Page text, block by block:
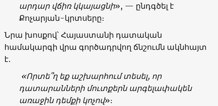
արդար վճիռ կկայացնի», — ընդգծել է
Քոչարյան-կրտսերը։
Նրա խոսքով՝ Հայաստանի դատական
համակարգի վրա գործադրվող ճնշումն ակնհայտ
է․
«Որտե՞ղ եք աշխարհում տեսել, որ
դատարանների մուտքերն արգելափակեն
առաջին դեմքի կոչով»։